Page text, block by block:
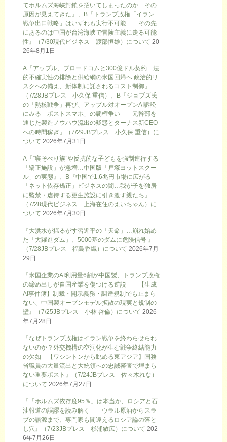
てホルムズ海峡封鎖を招いてしまったのか…その
原因が見えてきた』、B『トランプ政権「イラン
戦争出口戦略」はいずれも実行不可能……その先
にあるのは中国が台湾海峡で冒険主義に走る可能
性』（7/30現代ビジネス 渡部恒雄）について 20
26年8月1日
A『アップル、ブロードコムと300億ドル契約 法
的不確実性の排除と供給網の米国回帰へ 政治的リ
スクへの備え、新体制に託されるコスト制御』
（7/28JBプレス 小久保 重信）、B『ジョブズ氏
の「熱核戦争」再び、アップル対オープンAI訴訟
にみる「ポストスマホ」の覇権争い 元幹部を
通じた製造ノウハウ流出の疑惑とターナス新CEO
への時間稼ぎ』（7/29JBプレス 小久保 重信）に
ついて 2026年7月31日
A『”寝そべり族”や反抗的な子どもを強制連行する
「矯正施設」が急増…中国版「戸塚ヨットスクー
ル」の実態』、B『中国で1.6兆円市場に広がる
「ネット依存矯正」ビジネスの闇…我が子を独房
に監禁・虐待する更生施設に引き渡す親たち』
（7/28現代ビジネス 上海在住のえいちゃん）に
ついて 2026年7月30日
『大洪水が揺るがす習近平の「天命」…崩れ始め
た「大躍進ダム」、5000基のダムに危険信号 』
（7/28JBプレス 福島香織）について 2026年7月
29日
『米国企業のAI利用量6割が中国製、トランプ政権
の締め出しが自国産業を傷つける逆説 【生成
AI事件簿】制裁・開示義務・調達規制でも止まら
ない、中国製オープンモデル拡散の現実と規制の
壁』（7/25JBプレス 小林 啓倫）について 2026
年7月28日
『なぜトランプ政権はイラン戦争を終わらせられ
ないのか？外交機構の空洞化が生む戦争終結能力
の欠如 【ワシントンから眺める東アジア】国務
省職員の大量流出と大統領への忠誠審査で埋まら
ない重要ポスト』（7/24JBプレス 佐々木れな）
について 2026年7月27日
『「ホルムズ依存度95％」は本当か、ロシアと石
油報道の誤謬を読み解く ウラル原油からスラ
ブの語源まで、専門家も間違えるロシア論の落と
し穴』（7/23JBプレス 杉浦敏広）について 202
6年7月26日